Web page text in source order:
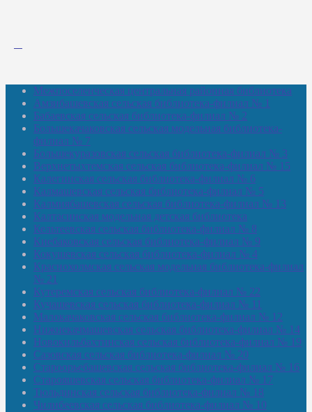
Межпоселенческая центральная районная библиотека
Амзибашевская сельская библиотека-филиал № 1
Бабаевская сельская библиотека-филиал № 2
Большекачаковская сельская модельная библиотека-
филиал № 7
Большекуразовская сельская библиотека-филиал № 3
Верхнетыхтемская сельская библиотека-филиал № 15
Калегинская сельская библиотека-филиал № 6
Калмашевская сельская библиотека-филиал № 5
Калмиябашевская сельская библиотека-филиал № 13
Калтасинская модельная детская библиотека
Кельтеевская сельская библиотека-филиал № 8
Киебаковская сельская библиотека-филиал № 9
Кокушевская сельская библиотека-филиал № 4
Краснохолмская сельская модельная библиотека-филиал
№ 21
Кутеремская сельская библиотека-филиал № 22
Кучашевская сельская библиотека-филиал № 11
Малокачаковская сельская библиотека-филиал № 12
Нижнекачмашевская сельская библиотека-филиал № 14
Новокильбахтинская сельская библиотека-филиал № 19
Сазовская сельская библиотека-филиал № 20
Староорьебашевская сельская библиотека-филиал № 16
Старояшевская сельская библиотека-филиал № 17
Тюльдинская сельская библиотека-филиал № 18
Чилибеевская сельская библиотека-филиал № 10